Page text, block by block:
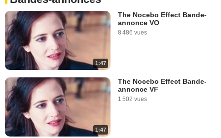
1:47
The Nocebo Effect Bande-
annonce VO
8 486 vues
1:47
The Nocebo Effect Bande-
annonce VF
1 502 vues